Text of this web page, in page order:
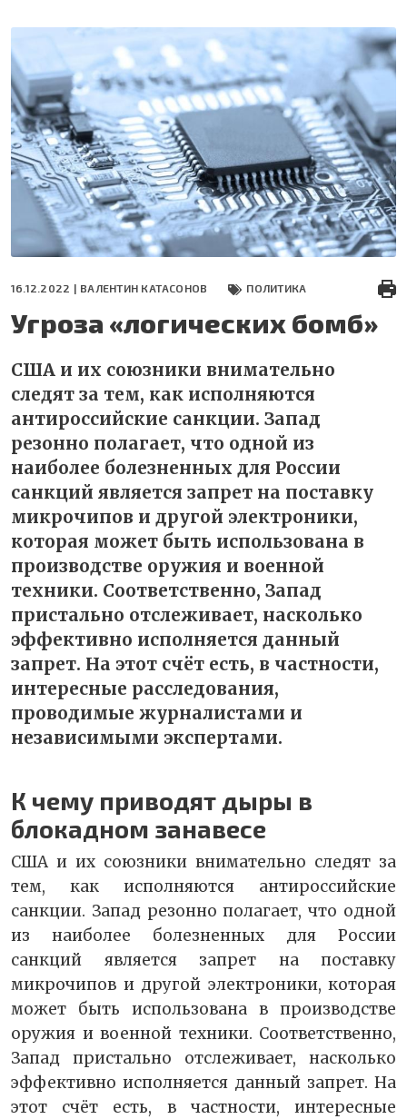
основному
содержанию
16.12.2022 | ВАЛЕНТИН КАТАСОНОВ ПОЛИТИКА
Угроза «логических бомб»
США и их союзники внимательно
следят за тем, как исполняются
антироссийские санкции. Запад
резонно полагает, что одной из
наиболее болезненных для России
санкций является запрет на поставку
микрочипов и другой электроники,
которая может быть использована в
производстве оружия и военной
техники. Соответственно, Запад
пристально отслеживает, насколько
эффективно исполняется данный
запрет. На этот счёт есть, в частности,
интересные расследования,
проводимые журналистами и
независимыми экспертами.
К чему приводят дыры в
блокадном занавесе
США и их союзники внимательно следят за
тем, как исполняются антироссийские
санкции. Запад резонно полагает, что одной
из наиболее болезненных для России
санкций является запрет на поставку
микрочипов и другой электроники, которая
может быть использована в производстве
оружия и военной техники. Соответственно,
Запад пристально отслеживает, насколько
эффективно исполняется данный запрет. На
этот счёт есть, в частности, интересные